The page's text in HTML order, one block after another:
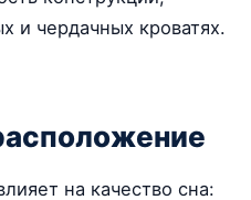
и чердачных кроватях.
на качество сна: